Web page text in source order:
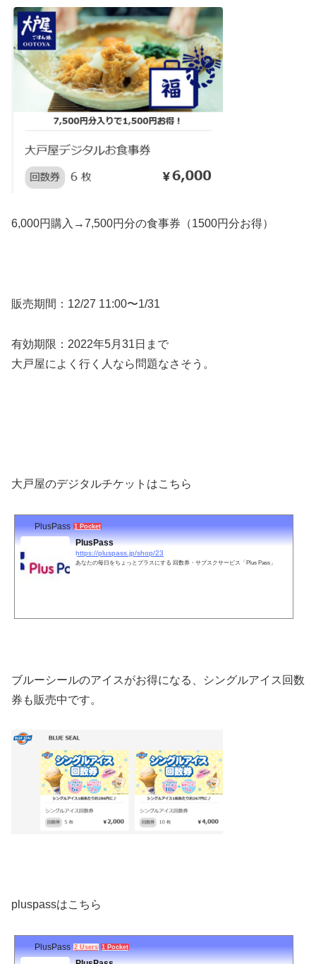
6,000円購入→7,500円分の食事券（1500円分お得）
販売期間：12/27 11:00〜1/31
有効期限：2022年5月31日まで
大戸屋によく行く人なら問題なさそう。
大戸屋のデジタルチケットはこちら
PlusPass 1 Pocket
PlusPass
https://pluspass.jp/shop/23
あなたの毎日をちょっとプラスにする 回数券・サブスクサービス「Plus Pass」
ブルーシールのアイスがお得になる、シングルアイス回数
券も販売中です。
pluspassはこちら
PlusPass 2 Users 1 Pocket